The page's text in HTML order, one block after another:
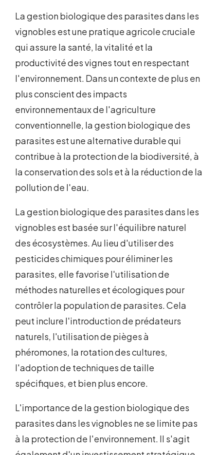
La gestion biologique des parasites dans les
vignobles est une pratique agricole cruciale
qui assure la santé, la vitalité et la
productivité des vignes tout en respectant
l'environnement. Dans un contexte de plus en
plus conscient des impacts
environnementaux de l'agriculture
conventionnelle, la gestion biologique des
parasites est une alternative durable qui
contribue à la protection de la biodiversité, à
la conservation des sols et à la réduction de la
pollution de l'eau.
La gestion biologique des parasites dans les
vignobles est basée sur l'équilibre naturel
des écosystèmes. Au lieu d'utiliser des
pesticides chimiques pour éliminer les
parasites, elle favorise l'utilisation de
méthodes naturelles et écologiques pour
contrôler la population de parasites. Cela
peut inclure l'introduction de prédateurs
naturels, l'utilisation de pièges à
phéromones, la rotation des cultures,
l'adoption de techniques de taille
spécifiques, et bien plus encore.
L'importance de la gestion biologique des
parasites dans les vignobles ne se limite pas
à la protection de l'environnement. Il s'agit